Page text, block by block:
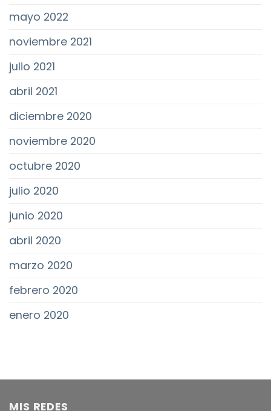
mayo 2022
noviembre 2021
julio 2021
abril 2021
diciembre 2020
noviembre 2020
octubre 2020
julio 2020
junio 2020
abril 2020
marzo 2020
febrero 2020
enero 2020
MIS REDES